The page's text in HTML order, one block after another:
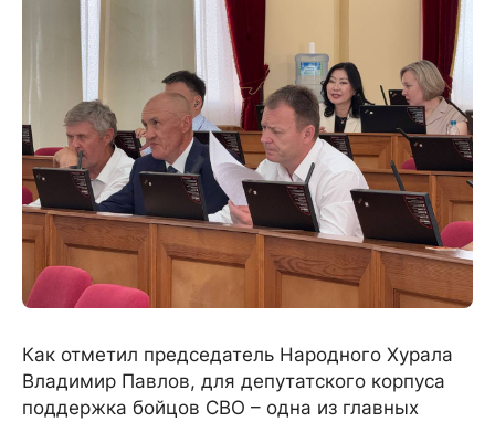
Как отметил председатель Народного Хурала
Владимир Павлов, для депутатского корпуса
поддержка бойцов СВО – одна из главных